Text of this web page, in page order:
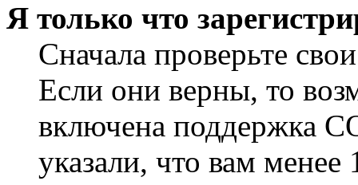
Я только что
Сначала проверьте
Если они верны, то
включена поддержка
указали, что вам